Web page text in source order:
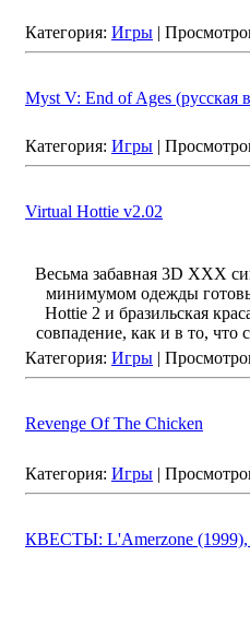
Категория: Игры |
Myst V: End of Ages (русская
Категория: Игры |
Virtual Hottie v2.02
Весьма забавная 3D ХХХ
минимумом одежды
Hottie 2 и бразильская
совпадение, как и в то, что
Категория: Игры |
Revenge Of The Chicken
Категория: Игры |
КВЕСТЫ: L'Amerzone (1999),